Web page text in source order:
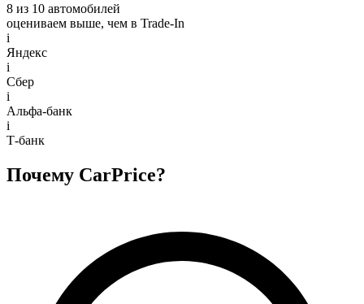
8 из 10 автомобилей
оцениваем выше, чем в Trade‑In
i
Яндекс
i
Сбер
i
Альфа-банк
i
Т-банк
Почему CarPrice?